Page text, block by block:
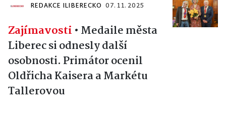
REDAKCE ILIBERECKO 07. 11. 2025
Zajímavosti • Medaile města
Liberec si odnesly další
osobnosti. Primátor ocenil
Oldřicha Kaisera a Markétu
Tallerovou